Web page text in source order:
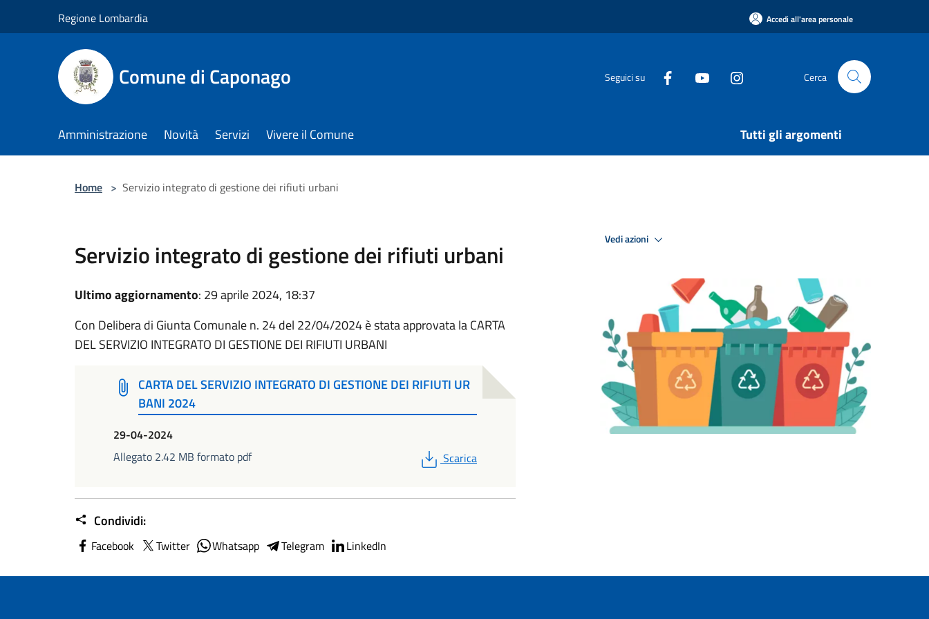
Regione Lombardia Accedi all'area personale
Comune di Caponago Seguici su Cerca
Amministrazione Novità Servizi Vivere il Comune Tutti gli argomenti
Home > Servizio integrato di gestione dei rifiuti urbani
Servizio integrato di gestione dei rifiuti urbani
Ultimo aggiornamento: 29 aprile 2024, 18:37
Con Delibera di Giunta Comunale n. 24 del 22/04/2024 è stata approvata la CARTA
DEL SERVIZIO INTEGRATO DI GESTIONE DEI RIFIUTI URBANI
CARTA DEL SERVIZIO INTEGRATO DI GESTIONE DEI RIFIUTI UR
BANI 2024
29-04-2024
Allegato 2.42 MB formato pdf
PDF
Scarica
Condividi:
Facebook Twitter Whatsapp Telegram LinkedIn
Vedi azioni